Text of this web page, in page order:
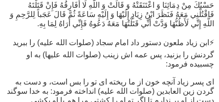
حَسْبُكَ مِنْ دِمَائِنَا وَ اعْتَنَقَتْهُ وَ قَالَتْ وَ اللَّهِ لَا أُفَارِقُهُ فَإِنْ قَتَلْتَهُ‏
فَاقْتُلْنِي مَعَهُ فَنَظَرَ ابْنُ زِيَادٍ إِلَيْهَا وَ إِلَيْهِ سَاعَةً ثُمَّ قَالَ عَجَباً لِلرَّحِمِ وَ
اللَّهِ إِنِّي لَأَظُنُّهَا وَدَّتْ أَنِّي قَتَلْتُهَا مَعَهُ دَعُوهُ فَإِنِّي أَرَاهُ لِمَا بِهِ.
⚡️ابن زیاد ملعون دستور داد امام سجاد (صلوات الله علیه) را ببريد
گردنش را بزنيد، پس عمه اش زينب (صلوات الله علیها) به او
چسبيده فرمود:
اى پسر زياد آنچه خون از ما ريخته اى تو را بس است، و دست به
گردن زين العابدين (صلوات الله علیه) انداخته فرمود: به خدا سوگند
دست از او بر ندارم تا اگر تو او را كشتى مرا هم با او بكشى